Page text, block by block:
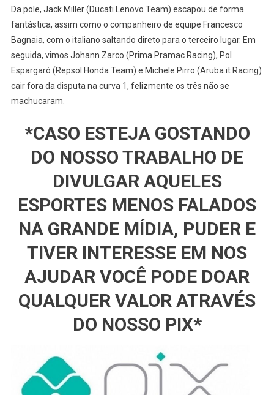
Da pole, Jack Miller (Ducati Lenovo Team) escapou de forma
fantástica, assim como o companheiro de equipe Francesco
Bagnaia, com o italiano saltando direto para o terceiro lugar. Em
seguida, vimos Johann Zarco (Prima Pramac Racing), Pol
Espargaró (Repsol Honda Team) e Michele Pirro (Aruba.it Racing)
cair fora da disputa na curva 1, felizmente os três não se
machucaram.
*CASO ESTEJA GOSTANDO
DO NOSSO TRABALHO DE
DIVULGAR AQUELES
ESPORTES MENOS FALADOS
NA GRANDE MÍDIA, PUDER E
TIVER INTERESSE EM NOS
AJUDAR VOCÊ PODE DOAR
QUALQUER VALOR ATRAVÉS
DO NOSSO PIX*